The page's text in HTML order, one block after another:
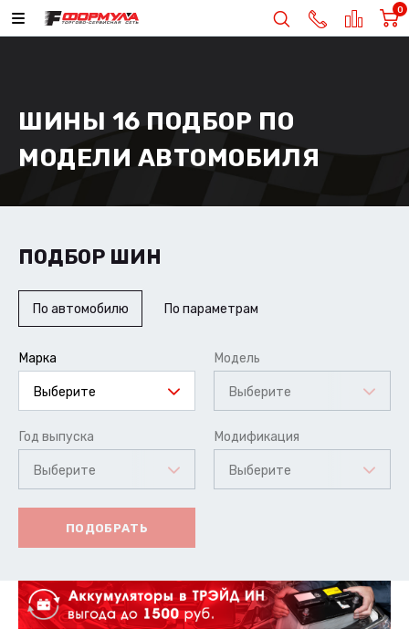
0
ШИНЫ 16 ПОДБОР ПО
МОДЕЛИ АВТОМОБИЛЯ
ПОДБОР ШИН
По автомобилю По параметрам
Марка
Выберите
Модель
Выберите
Год выпуска
Выберите
Модификация
Выберите
ПОДОБРАТЬ